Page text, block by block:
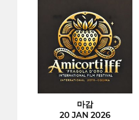
마감
20 JAN 2026